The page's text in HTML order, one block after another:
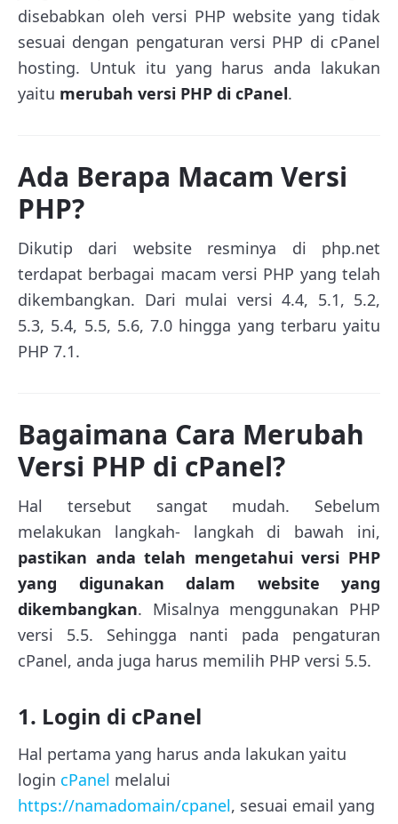
disebabkan oleh versi PHP website yang tidak
sesuai dengan pengaturan versi PHP di cPanel
hosting. Untuk itu yang harus anda lakukan
yaitu merubah versi PHP di cPanel.
Ada Berapa Macam Versi
PHP?
Dikutip dari website resminya di php.net
terdapat berbagai macam versi PHP yang telah
dikembangkan. Dari mulai versi 4.4, 5.1, 5.2,
5.3, 5.4, 5.5, 5.6, 7.0 hingga yang terbaru yaitu
PHP 7.1.
Bagaimana Cara Merubah
Versi PHP di cPanel?
Hal tersebut sangat mudah. Sebelum
melakukan langkah- langkah di bawah ini,
pastikan anda telah mengetahui versi PHP
yang digunakan dalam website yang
dikembangkan. Misalnya menggunakan PHP
versi 5.5. Sehingga nanti pada pengaturan
cPanel, anda juga harus memilih PHP versi 5.5.
1. Login di cPanel
Hal pertama yang harus anda lakukan yaitu
login cPanel melalui
https://namadomain/cpanel, sesuai email yang